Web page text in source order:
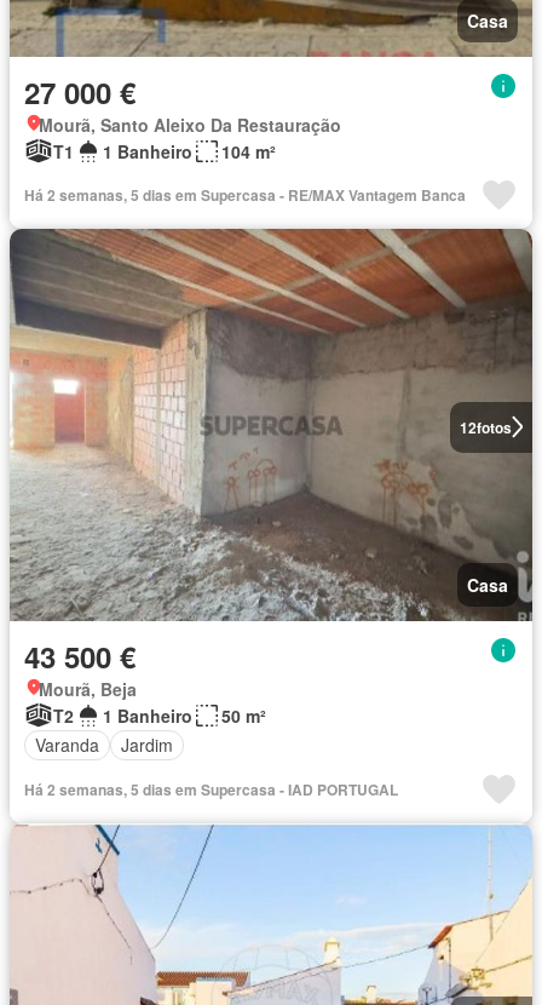
Casa
27 000 €
Mourã, Santo Aleixo Da Restauração
T1
1 Banheiro 104 m²
Há 2 semanas, 5 dias em Supercasa - RE/MAX Vantagem Banca
12fotos
Casa
43 500 €
Mourã, Beja
T2
1 Banheiro
50 m²
Varanda
Jardim
Há 2 semanas, 5 dias em Supercasa - IAD PORTUGAL